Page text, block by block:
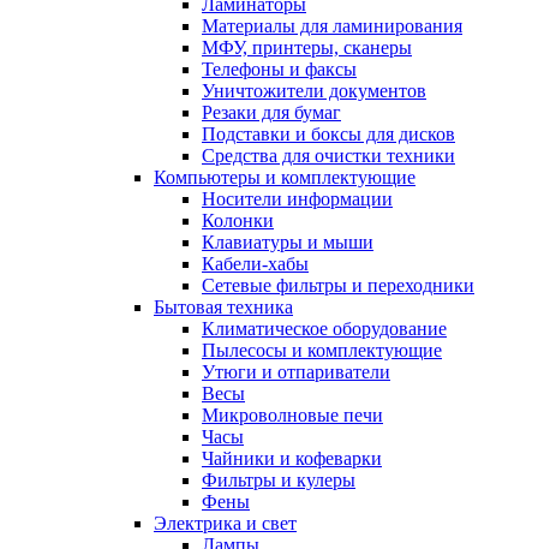
Ламинаторы
Материалы для ламинирования
МФУ, принтеры, сканеры
Телефоны и факсы
Уничтожители документов
Резаки для бумаг
Подставки и боксы для дисков
Средства для очистки техники
Компьютеры и комплектующие
Носители информации
Колонки
Клавиатуры и мыши
Кабели-хабы
Сетевые фильтры и переходники
Бытовая техника
Климатическое оборудование
Пылесосы и комплектующие
Утюги и отпариватели
Весы
Микроволновые печи
Часы
Чайники и кофеварки
Фильтры и кулеры
Фены
Электрика и свет
Лампы